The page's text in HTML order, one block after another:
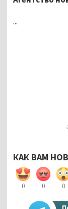
...
КАК ВАМ
0 0 0